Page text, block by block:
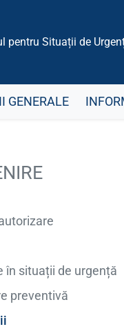
GENERALE
în situații de urgență
preventivă